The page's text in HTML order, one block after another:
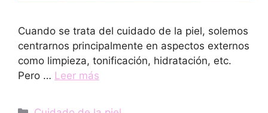
Cuando se trata del cuidado de la piel, solemos
centrarnos principalmente en aspectos externos
como limpieza, tonificación, hidratación, etc.
Pero … Leer más
Categorías